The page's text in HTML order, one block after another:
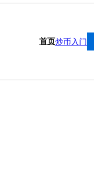
首页炒币入门